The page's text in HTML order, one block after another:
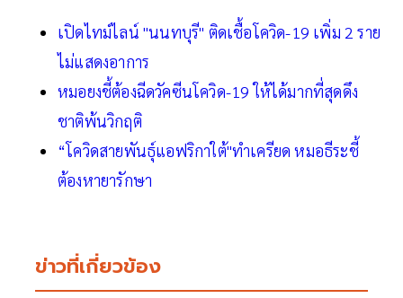
เปิดไทม์ไลน์ "นนทบุรี" ติดเชื้อโควิด-19 เพิ่ม 2 ราย
ไม่แสดงอาการ
หมอยงชี้ต้องฉีดวัคซีนโควิด-19 ให้ได้มากที่สุดดึง
ชาติพ้นวิกฤติ
“โควิดสายพันธุ์แอฟริกาใต้"ทำเครียด หมอธีระชี้
ต้องหายารักษา
ข่าวที่เกี่ยวข้อง